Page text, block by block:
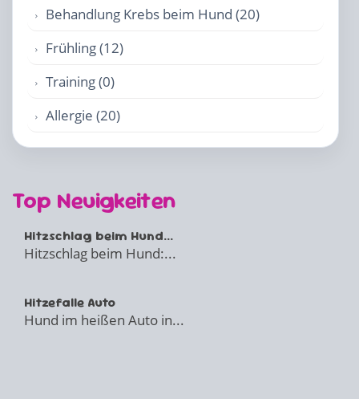
Behandlung Krebs beim Hund (20)
Frühling (12)
Training (0)
Allergie (20)
Top Neuigkeiten
Hitzschlag beim Hund...
Hitzschlag beim Hund:...
Hitzefalle Auto
Hund im heißen Auto in...